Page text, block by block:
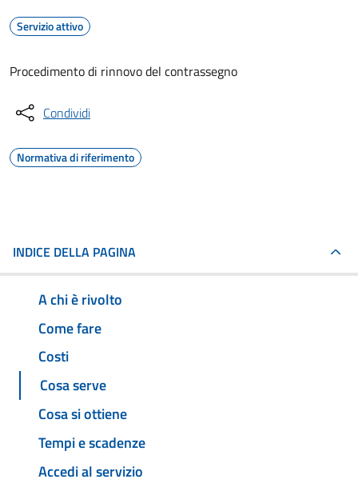
Servizio attivo
Procedimento di rinnovo del contrassegno
Condividi
Normativa di riferimento
INDICE DELLA PAGINA
A chi è rivolto
Come fare
Costi
Cosa serve
Cosa si ottiene
Tempi e scadenze
Accedi al servizio